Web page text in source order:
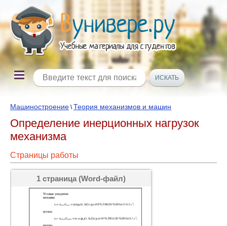
Машиностроение \Теория механизмов и машин
Определение инерционных нагрузок
механизма
Страницы работы
1 страница (Word-файл)